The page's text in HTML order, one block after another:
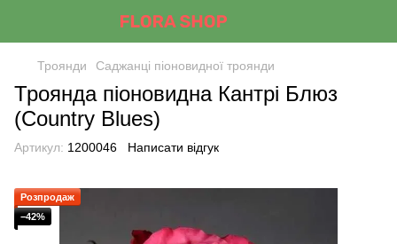
Троянди Саджанці піоновидної троянди
Троянда піоновидна Кантрі Блюз
(Country Blues)
Артикул: 1200046 Написати відгук
Розпродаж
−42%